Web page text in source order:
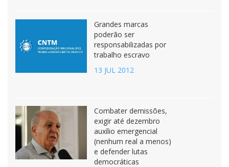
Grandes marcas
poderão ser
responsabilizadas por
trabalho escravo
13 JUL 2012
Combater demissões,
exigir até dezembro
auxílio emergencial
(nenhum real a menos)
e defender lutas
democráticas